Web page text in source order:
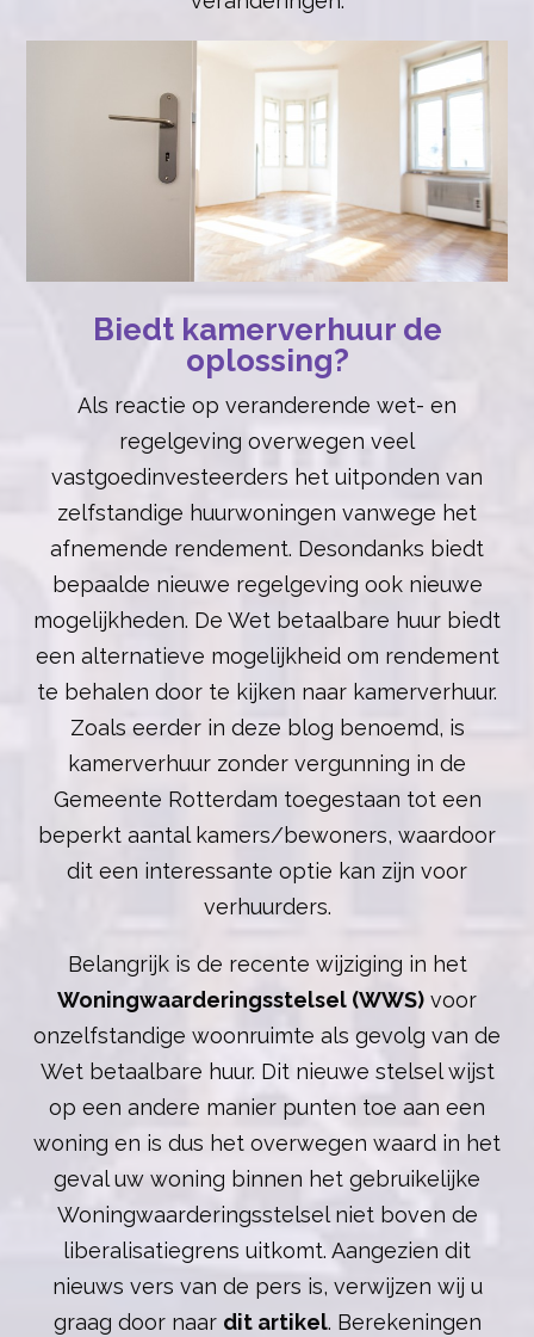
Biedt kamerverhuur de
oplossing?
Als reactie op veranderende wet- en
regelgeving overwegen veel
vastgoedinvesteerders het uitponden van
zelfstandige huurwoningen vanwege het
afnemende rendement. Desondanks biedt
bepaalde nieuwe regelgeving ook nieuwe
mogelijkheden. De Wet betaalbare huur biedt
een alternatieve mogelijkheid om rendement
te behalen door te kijken naar kamerverhuur.
Zoals eerder in deze blog benoemd, is
kamerverhuur zonder vergunning in de
Gemeente Rotterdam toegestaan tot een
beperkt aantal kamers/bewoners, waardoor
dit een interessante optie kan zijn voor
verhuurders.
Belangrijk is de recente wijziging in het
Woningwaarderingsstelsel (WWS) voor
onzelfstandige woonruimte als gevolg van de
Wet betaalbare huur. Dit nieuwe stelsel wijst
op een andere manier punten toe aan een
woning en is dus het overwegen waard in het
geval uw woning binnen het gebruikelijke
Woningwaarderingsstelsel niet boven de
liberalisatiegrens uitkomt. Aangezien dit
nieuws vers van de pers is, verwijzen wij u
graag door naar dit artikel. Berekeningen